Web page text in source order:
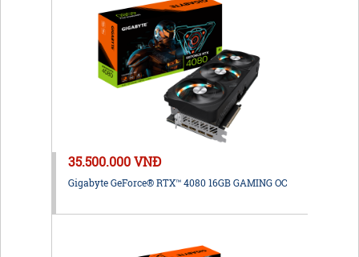
35.500.000 VNĐ
Gigabyte GeForce® RTX™ 4080 16GB GAMING OC